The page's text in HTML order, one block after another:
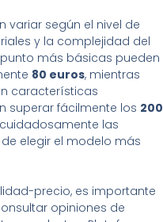
variar según el nivel de
y la complejidad del
más básicas pueden
80 euros, mientras
características
superar fácilmente los 200
las
elegir el modelo más
precio, es importante
opiniones de